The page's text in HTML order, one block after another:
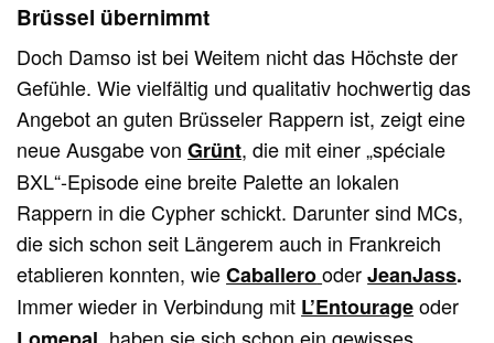
Brüssel übernimmt
Doch Damso ist bei Weitem nicht das Höchste der
Gefühle. Wie vielfältig und qualitativ hochwertig das
Angebot an guten Brüsseler Rappern ist, zeigt eine
neue Ausgabe vonGrünt, die mit einer „spéciale
BXL“-Episode eine breite Palette an lokalen
Rappern in die Cypher schickt. Darunter sind MCs,
die sich schon seit Längerem auch in Frankreich
etablieren konnten, wieCaballerooderJeanJass.
Immer wieder in Verbindung mit L’Entourageoder
, haben sie sich schon ein gewisses